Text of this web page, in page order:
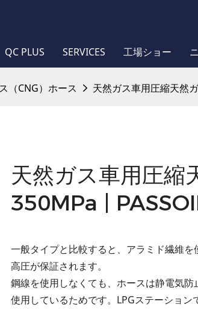
QC PLUS SERVICES 工場ショー
（CNG）ホース 天然ガス車用圧縮天然
天然ガス車用圧縮
350MPa |
一般タイプと比較すると、アラミド繊維を
高圧が保証されます。
鋼線を使用しなくても、ホースは静電気
使用しているためです。LPGステーション